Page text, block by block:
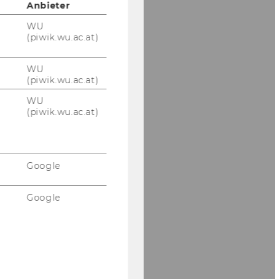
Anbieter
WU
(piwik.wu.ac.at)
WU
(piwik.wu.ac.at)
WU
(piwik.wu.ac.at)
Google
Google